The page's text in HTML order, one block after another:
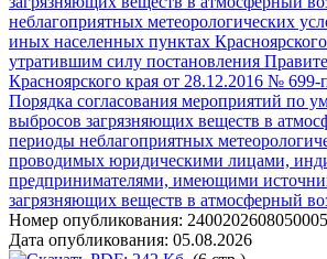
неблагоприятных метеорологических
иных населенных пунктах
утратившим силу постановления
Красноярского края от 28.12.2016 №
Порядка согласования мероприятий по
выбросов загрязняющих веществ в
периоды неблагоприятных
проводимых юридическими лицами,
предпринимателями, имеющими
загрязняющих веществ в атмосферный
Номер опубликования: 2400202608050005
Дата опубликования: 05.08.2026